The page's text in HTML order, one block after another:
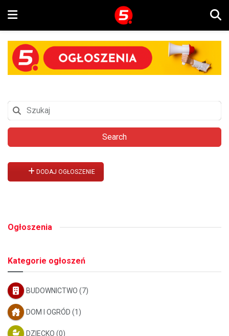
Search
DODAJ OGŁOSZENIE
Ogłoszenia
Kategorie ogłoszeń
BUDOWNICTWO (7)
DOM I OGRÓD (1)
DZIECKO (0)